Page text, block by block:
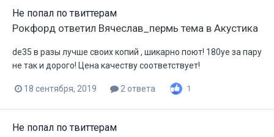
Не попал по твиттерам
Рокфорд ответил Вячеслав_пермь тема в Акустика
de35 в разы лучше своих копий , шикарно поют! 180уе за пару
не так и дорого! Цена качеству соответствует!
18 сентября, 2019 2 ответа 1
Не попал по твиттерам